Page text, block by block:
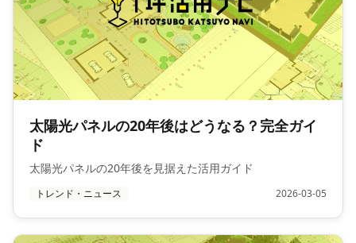
太陽光パネルの20年後はどうなる？完全ガイ
ド
太陽光パネルの20年後を見据えた活用ガイド
トレンド・ニュース 2026-03-05